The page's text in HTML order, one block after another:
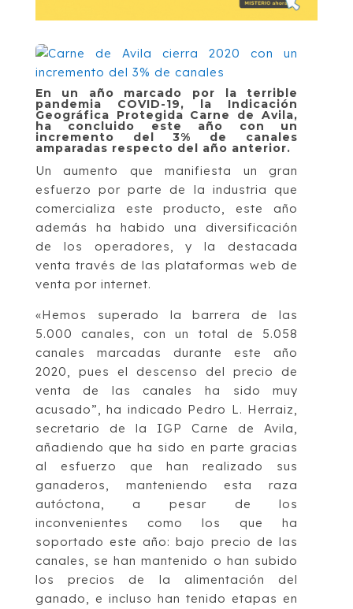
En un año marcado por la terrible
pandemia COVID-19, la Indicación
Geográfica Protegida Carne de Avila,
ha concluido este año con un
incremento del 3% de canales
amparadas respecto del año anterior.
Un aumento que manifiesta un gran
esfuerzo por parte de la industria que
comercializa este producto, este año
además ha habido una diversificación
de los operadores, y la destacada
venta través de las plataformas web de
venta por internet.
«Hemos superado la barrera de las
5.000 canales, con un total de 5.058
canales marcadas durante este año
2020, pues el descenso del precio de
venta de las canales ha sido muy
acusado”, ha indicado Pedro L. Herraiz,
secretario de la IGP Carne de Avila,
añadiendo que ha sido en parte gracias
al esfuerzo que han realizado sus
ganaderos, manteniendo esta raza
autóctona, a pesar de los
inconvenientes como los que ha
soportado este año: bajo precio de las
canales, se han mantenido o han subido
los precios de la alimentación del
ganado, e incluso han tenido etapas en